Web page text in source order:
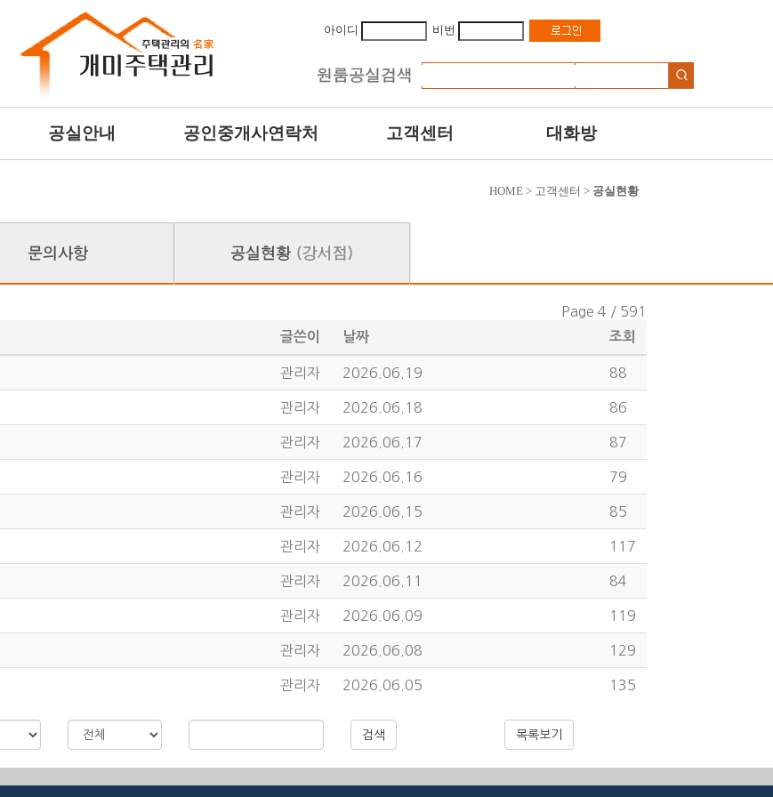
아이디 비번
공실안내 공인중개사연락처 고객센터 대화방
HOME > 고객센터 > 공실현황
Page 4 / 591
글쓴이 날짜 조회
관리자 2026.06.19 88
관리자 2026.06.18 86
관리자 2026.06.17 87
관리자 2026.06.16 79
관리자 2026.06.15 85
관리자 2026.06.12 117
관리자 2026.06.11 84
관리자 2026.06.09 119
관리자 2026.06.08 129
관리자 2026.06.05 135
검색 목록보기